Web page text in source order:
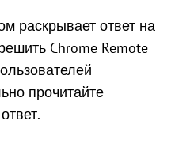
раскрывает ответ на
Chrome Remote
прочитайте